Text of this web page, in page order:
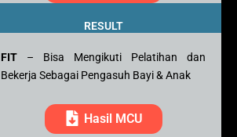
RESULT
FIT – Bisa Mengikuti Pelatihan dan
Bekerja Sebagai Pengasuh Bayi & Anak
Hasil MCU